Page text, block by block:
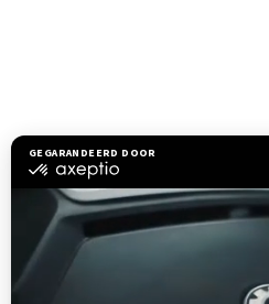
Hulp nodig?
Terugroepacties om
veiligheidsredenen
Carrière